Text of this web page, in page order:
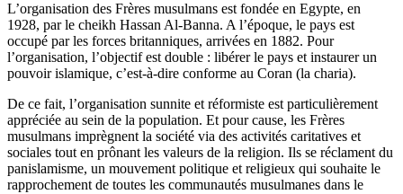
L’organisation des Frères musulmans est fondée en Egypte, en
1928, par le cheikh Hassan Al-Banna. A l’époque, le pays est
occupé par les forces britanniques, arrivées en 1882. Pour
l’organisation, l’objectif est double : libérer le pays et instaurer un
pouvoir islamique, c’est-à-dire conforme au Coran (la charia).
De ce fait, l’organisation sunnite et réformiste est particulièrement
appréciée au sein de la population. Et pour cause, les Frères
musulmans imprègnent la société via des activités caritatives et
sociales tout en prônant les valeurs de la religion. Ils se réclament du
panislamisme, un mouvement politique et religieux qui souhaite le
rapprochement de toutes les communautés musulmanes dans le